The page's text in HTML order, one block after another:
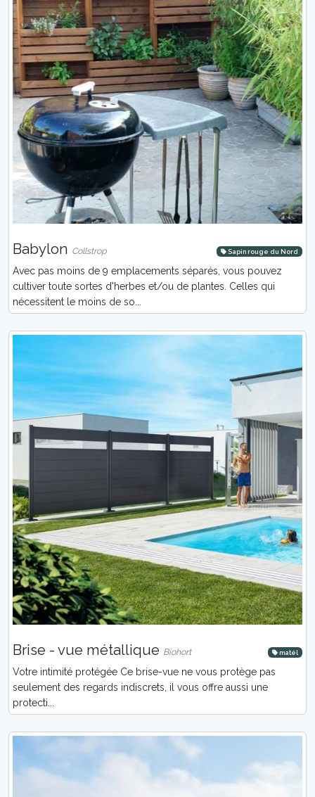
Babylon Collstrop Sapin rouge du Nord
Avec pas moins de 9 emplacements séparés, vous pouvez
cultiver toute sortes d'herbes et/ou de plantes. Celles qui
nécessitent le moins de so...
Brise - vue métallique Biohort matél
Votre intimité protégée Ce brise-vue ne vous protège pas
seulement des regards indiscrets, il vous offre aussi une
protecti...